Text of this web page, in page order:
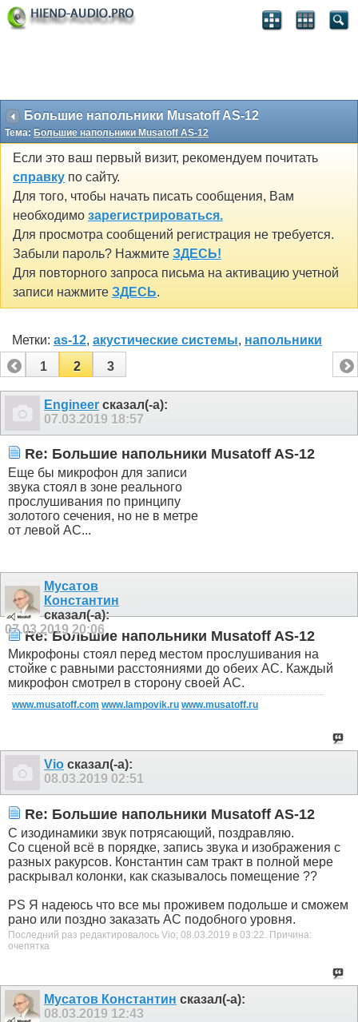
Большие напольники Musatoff AS-12
Тема: Большие напольники Musatoff AS-12
Если это ваш первый визит, рекомендуем почитать
справку по сайту.
Для того, чтобы начать писать сообщения, Вам
необходимо зарегистрироваться.
Для просмотра сообщений регистрация не требуется.
Забыли пароль? Нажмите ЗДЕСЬ!
Для повторного запроса письма на активацию учетной
записи нажмите ЗДЕСЬ.
Метки: as-12, акустические системы, напольники
1
2 3
Engineer сказал(-а):
07.03.2019 18:57
Re: Большие напольники Musatoff AS-12
Еще бы микрофон для записи
звука стоял в зоне реального
прослушивания по принципу
золотого сечения, но не в метре
от левой АС...
Мусатов
Константин
сказал(-а):
07.03.2019 20:06
Re: Большие напольники Musatoff AS-12
Микрофоны стоял перед местом прослушивания на
стойке с равными расстояниями до обеих АС. Каждый
микрофон смотрел в сторону своей АС.
www.musatoff.com www.lampovik.ru www.musatoff.ru
Vio сказал(-а):
08.03.2019 02:51
Re: Большие напольники Musatoff AS-12
С изодинамики звук потрясающий, поздравляю.
Со сценой всё в порядке, запись звука и изображения с
разных ракурсов. Константин сам тракт в полной мере
раскрывал колонки, как сказывалось помещение ??
PS Я надеюсь что все мы проживем подольше и сможем
рано или поздно заказать АС подобного уровня.
Последний раз редактировалось Vio; 08.03.2019 в 03:22 Причина:
очепятка
Мусатов Константин сказал(-а):
08.03.2019 12:43